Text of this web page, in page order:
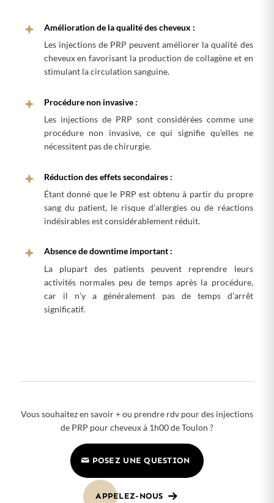
Amélioration de la qualité des cheveux :
Les injections de PRP peuvent améliorer la qualité des
cheveux en favorisant la production de collagène et en
stimulant la circulation sanguine.
Procédure non invasive :
Les injections de PRP sont considérées comme une
procédure non invasive, ce qui signifie qu’elles ne
nécessitent pas de chirurgie.
Réduction des effets secondaires :
Étant donné que le PRP est obtenu à partir du propre
sang du patient, le risque d’allergies ou de réactions
indésirables est considérablement réduit.
Absence de downtime important :
La plupart des patients peuvent reprendre leurs
activités normales peu de temps après la procédure,
car il n’y a généralement pas de temps d’arrêt
significatif.
Vous souhaitez en savoir + ou prendre rdv pour des injections
de PRP pour cheveux à 1h00 de Toulon ?
POSEZ UNE QUESTION
APPELEZ-NOUS